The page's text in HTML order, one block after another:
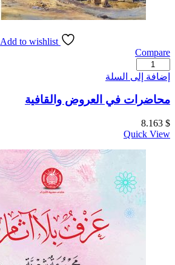
Add to wishlist
Compare
كمية
محاضرات
العروض
والقافية
إضافة إلى السلة
محاضرات في العروض والقافية
8.163 $
Quick View